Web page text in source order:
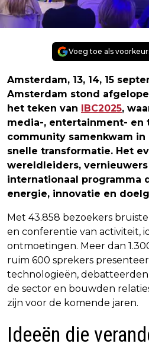
Voeg toe als
Amsterdam, 13, 14, 15
Amsterdam stond
het teken van IBC2025,
media-, entertainment- en
community samenkwam in
snelle transformatie. Het
wereldleiders,
internationaal programma
energie, innovatie en
Met 43.858 bezoekers
en conferentie van activiteit,
ontmoetingen. Meer dan
ruim 600 sprekers
technologieën,
de sector en bouwden
zijn voor de komende jaren.
Ideeën die